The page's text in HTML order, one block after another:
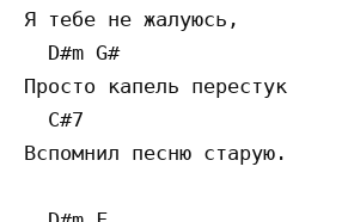
Я тебе не жалуюсь,
  D#m G#
Просто капель перестук
  C#7
Вспомнил песню старую.